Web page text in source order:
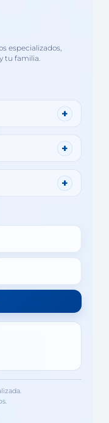
especializados,
tu familia.